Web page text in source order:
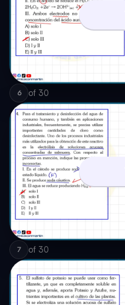
6 of 30
7 of 30